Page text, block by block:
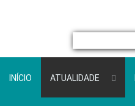
INÍCIO ATUALIDADE